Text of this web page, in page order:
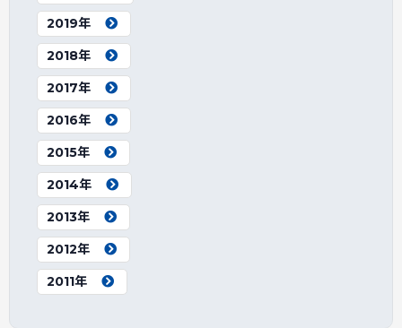
2019年
2018年
2017年
2016年
2015年
2014年
2013年
2012年
2011年